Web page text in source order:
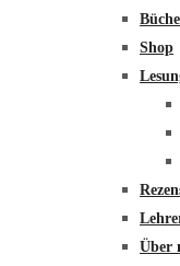
Shop
Über